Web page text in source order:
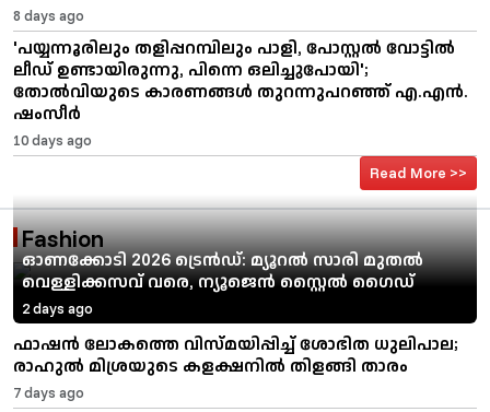
8 days ago
'പയ്യന്നൂരിലും തളിപ്പറമ്പിലും പാളി, പോസ്റ്റൽ വോട്ടിൽ
ലീഡ് ഉണ്ടായിരുന്നു, പിന്നെ ഒലിച്ചുപോയി';
തോൽവിയുടെ കാരണങ്ങൾ തുറന്നുപറഞ്ഞ് എ.എൻ.
ഷംസീർ
10 days ago
Read More >>
Fashion
ഓണക്കോടി 2026 ട്രെൻഡ്: മ്യൂറൽ സാരി മുതൽ
വെള്ളിക്കസവ് വരെ, ന്യൂജെൻ സ്റ്റൈൽ ഗൈഡ്
2 days ago
ഫാഷൻ ലോകത്തെ വിസ്മയിപ്പിച്ച് ശോഭിത ധുലിപാല;
രാഹുൽ മിശ്രയുടെ കളക്ഷനിൽ തിളങ്ങി താരം
7 days ago